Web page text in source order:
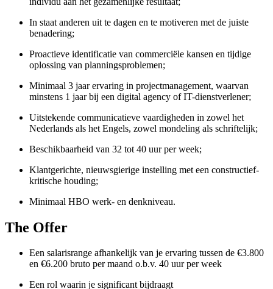
In staat anderen uit te dagen en te motiveren met de juiste
benadering;
Proactieve identificatie van commerciële kansen en tijdige
oplossing van planningsproblemen;
Minimaal 3 jaar ervaring in projectmanagement, waarvan
minstens 1 jaar bij een digital agency of IT-dienstverlener;
Uitstekende communicatieve vaardigheden in zowel het
Nederlands als het Engels, zowel mondeling als schriftelijk;
Beschikbaarheid van 32 tot 40 uur per week;
Klantgerichte, nieuwsgierige instelling met een constructief-
kritische houding;
Minimaal HBO werk- en denkniveau.
The Offer
Een salarisrange afhankelijk van je ervaring tussen de €3.800
en €6.200 bruto per maand o.b.v. 40 uur per week
Een rol waarin je significant bijdraagt